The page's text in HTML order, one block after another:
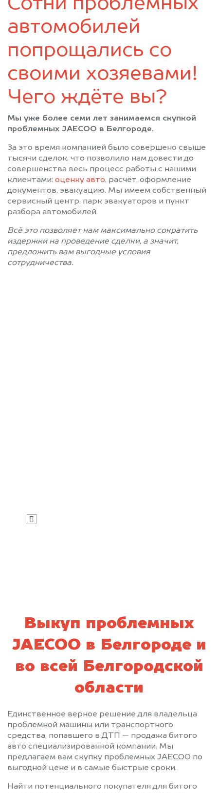
Сотни проблемных
автомобилей
попрощались со
своими хозяевами!
Чего ждёте вы?
Мы уже более семи лет занимаемся скупкой
проблемных JAECOO в Белгороде.
За это время компанией было совершено свыше
тысячи сделок, что позволило нам довести до
совершенства весь процесс работы с нашими
клиентами: оценку авто, расчёт, оформление
документов, эвакуацию. Мы имеем собственный
сервисный центр, парк эвакуаторов и пункт
разбора автомобилей.
Всё это позволяет нам максимально сократить
издержки на проведение сделки, а значит,
предложить вам выгодные условия
сотрудничества.
Выкуп проблемных
JAECOO в Белгороде и
во всей Белгородской
области
Единственное верное решение для владельца
проблемной машины или транспортного
средства, попавшего в ДТП — продажа битого
авто специализированной компании. Мы
предлагаем вам скупку проблемных JAECOO по
выгодной цене и в самые быстрые сроки.
Найти потенциального покупателя для битого